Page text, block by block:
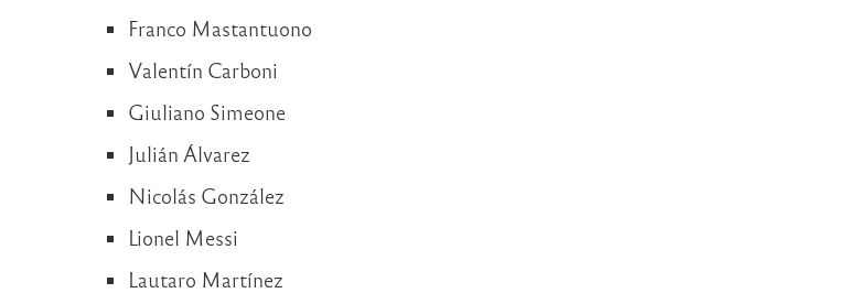
Franco Mastantuono
Valentín Carboni
Giuliano Simeone
Julián Álvarez
Nicolás González
Lionel Messi
Lautaro Martínez